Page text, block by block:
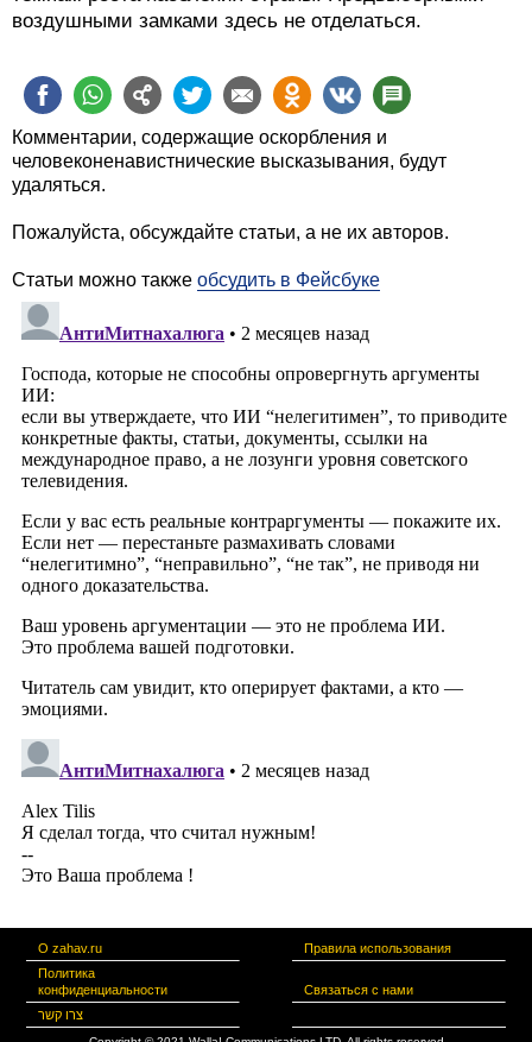
воздушными замками здесь не отделаться.
Комментарии, содержащие оскорбления и
человеконенавистнические высказывания, будут
удаляться.
Пожалуйста, обсуждайте статьи, а не их авторов.
Статьи можно также обсудить в Фейсбуке
О zahav.ru
Правила использования
Политика
конфиденциальности
Связаться с нами
צרו קשר